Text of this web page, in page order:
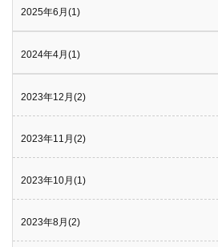
2025年6月(1)
2024年4月(1)
2023年12月(2)
2023年11月(2)
2023年10月(1)
2023年8月(2)